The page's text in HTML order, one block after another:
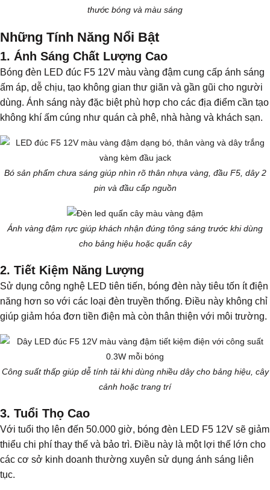
thước bóng và màu sáng
Những Tính Năng Nổi Bật
1. Ánh Sáng Chất Lượng Cao
Bóng đèn LED đúc F5 12V màu vàng đậm cung cấp ánh sáng
ấm áp, dễ chịu, tạo không gian thư giãn và gần gũi cho người
dùng. Ánh sáng này đặc biệt phù hợp cho các địa điểm cần tạo
không khí ấm cúng như quán cà phê, nhà hàng và khách sạn.
Bó sản phẩm chưa sáng giúp nhìn rõ thân nhựa vàng, đầu F5, dây 2
pin và đầu cấp nguồn
Ánh vàng đậm rực giúp khách nhận đúng tông sáng trước khi dùng
cho bảng hiệu hoặc quấn cây
2. Tiết Kiệm Năng Lượng
Sử dụng công nghệ LED tiên tiến, bóng đèn này tiêu tốn ít điện
năng hơn so với các loại đèn truyền thống. Điều này không chỉ
giúp giảm hóa đơn tiền điện mà còn thân thiện với môi trường.
Công suất thấp giúp dễ tính tải khi dùng nhiều dây cho bảng hiệu, cây
cảnh hoặc trang trí
3. Tuổi Thọ Cao
Với tuổi thọ lên đến 50.000 giờ, bóng đèn LED F5 12V sẽ giảm
thiểu chi phí thay thế và bảo trì. Điều này là một lợi thế lớn cho
các cơ sở kinh doanh thường xuyên sử dụng ánh sáng liên
tục.